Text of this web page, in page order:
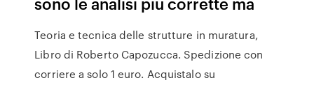
Teoria e tecnica delle strutture in muratura,
Libro di Roberto Capozucca. Spedizione con
corriere a solo 1 euro. Acquistalo su